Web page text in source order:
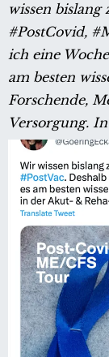
wissen
#PostCovid,
ich eine
am besten
Forschende,
Versorgung.